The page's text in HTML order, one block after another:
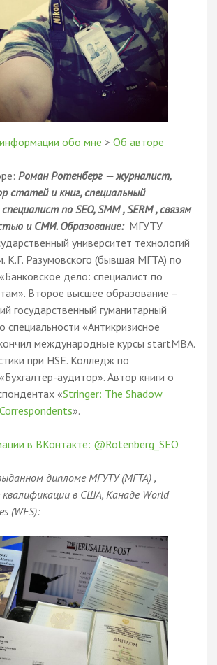
обо мне > Об авторе
Роман Ротенберг — журналист,
статей и книг, специальный
по SEO, SMM , SERM , связям
и СМИ. Образование:МГУТУ
университет технологий
К.Г. Разумовского (бывшая МГТА) по
дело: специалист по
Второе высшее образование –
государственный гуманитарный
специальности «Антикризисное
международные курсы startMBA.
при HSE. Колледж по
аудитор». Автор книги о
«Stringer: The Shadow
».
в ВКонтакте: @Rotenberg_SEO
дипломе МГУТУ (МГТА) ,
в США, Канаде World
(WES):